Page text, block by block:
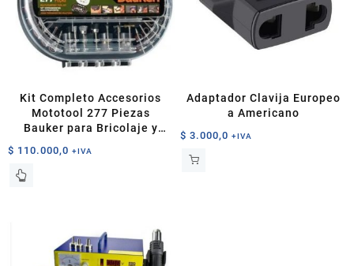
se
pueden
elegir
producto
Kit Completo Accesorios
Mototool 277 Piezas
Bauker para Bricolaje y
$ 110.000,0 +IVA
Adaptador Clavija Europeo
a Americano
$ 3.000,0 +IVA